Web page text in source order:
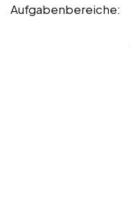
Aufgabenbereiche: